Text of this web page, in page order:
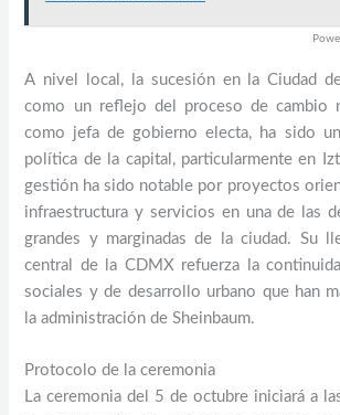
A nivel local, la sucesión en la Ciudad
como un reflejo del proceso de cambio
como jefa de gobierno electa, ha sido
política de la capital, particularmente en
gestión ha sido notable por proyectos
infraestructura y servicios en una de las
grandes y marginadas de la ciudad. Su
central de la CDMX refuerza la
sociales y de desarrollo urbano que han
la administración de Sheinbaum.
Protocolo de la ceremonia
La ceremonia del 5 de octubre iniciará a